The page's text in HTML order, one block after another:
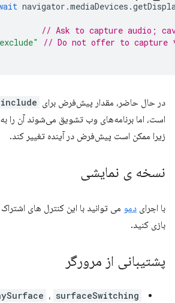
navigator .mediaDevices .
// Ask to capture audio;
// Do not offer to capture
در حال حاضر، مقدار پیش‌فرض برای
است، اما برنامه‌های وب تشویق می‌شوند آن را
زیرا ممکن است پیش‌فرض در آینده تغییر کند.
نسخه ی نمایشی
با اجرای دمو می توانید با این کنترل های
بازی کنید.
پشتیبانی از مرورگر
، surfaceSwitching